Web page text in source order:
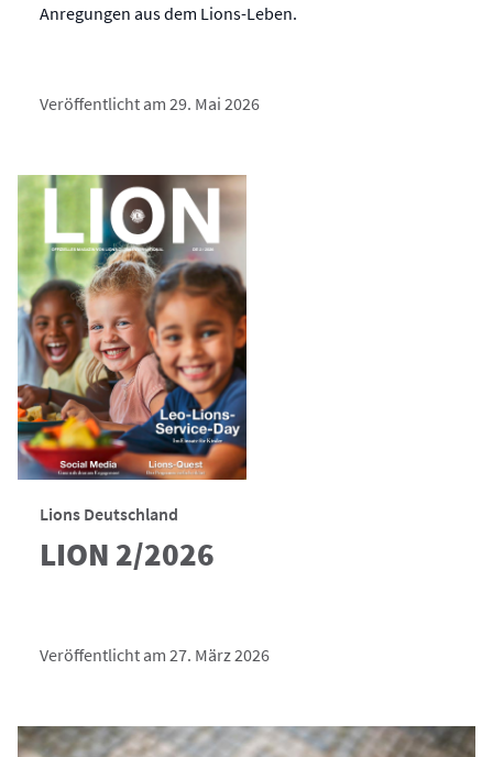
Anregungen aus dem Lions-Leben.
Veröffentlicht am 29. Mai 2026
Lions Deutschland
LION 2/2026
Veröffentlicht am 27. März 2026